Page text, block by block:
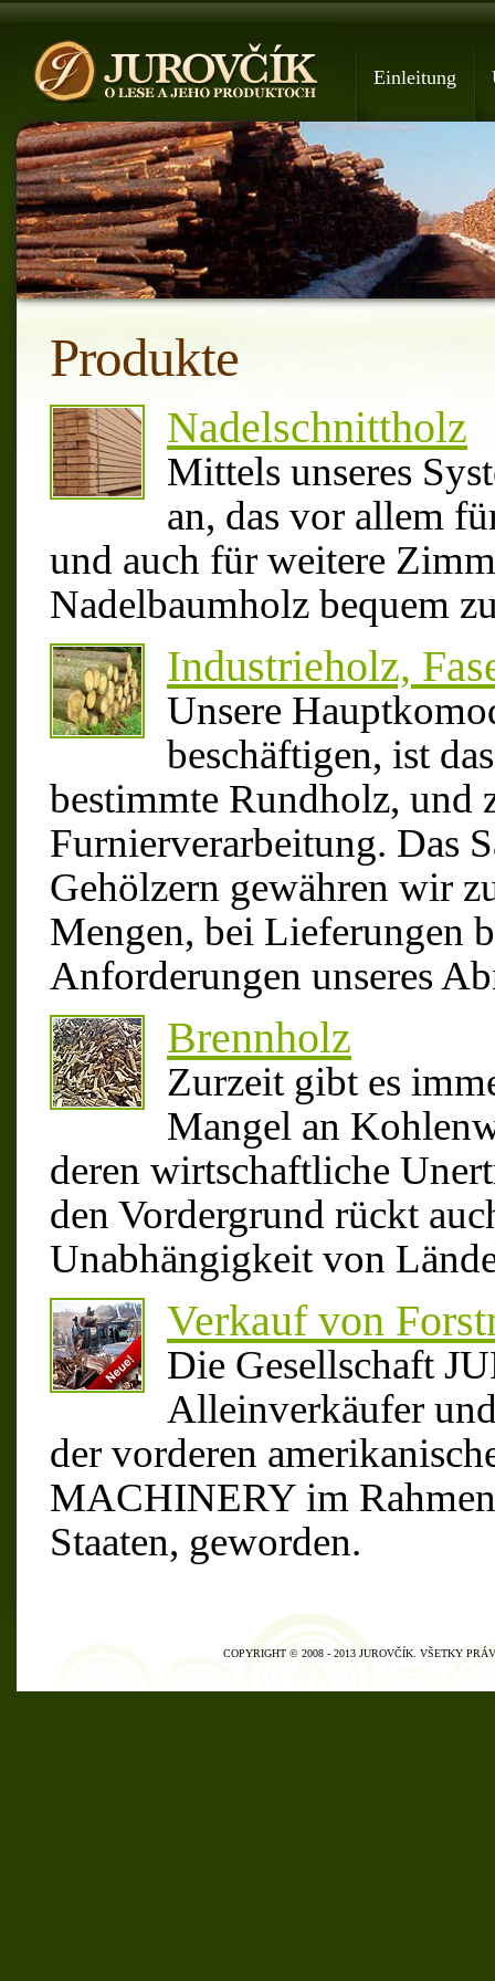
Einleitung
Produkte
Nadelschnittholz
Mittels unseres
an, das vor allem
und auch für weitere
Nadelbaumholz bequem
Industrieholz,
Unsere
beschäftigen, ist
bestimmte Rundholz, und
Furnierverarbeitung. Das
Gehölzern gewähren wir
Mengen, bei Lieferungen
Anforderungen unseres
Brennholz
Zurzeit gibt es
Mangel an
deren wirtschaftliche
den Vordergrund rückt
Unabhängigkeit von
Verkauf von
Die Gesellschaft
Alleinverkäufer
der vorderen
MACHINERY im
Staaten, geworden.
COPYRIGHT © 2008 - 2013 JUROVČÍK. VŠETKY